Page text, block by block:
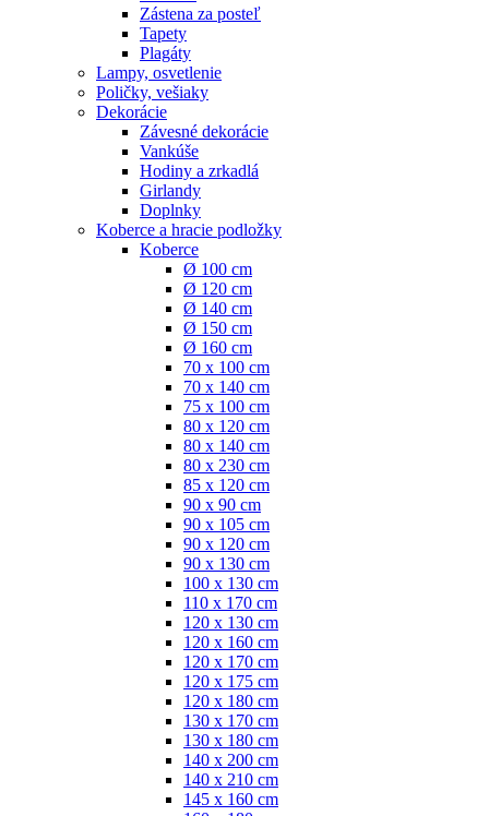
Zástena za posteľ
Tapety
Plagáty
Lampy, osvetlenie
Poličky, vešiaky
Dekorácie
Závesné dekorácie
Vankúše
Hodiny a zrkadlá
Girlandy
Doplnky
Koberce a hracie podložky
Koberce
Ø 100 cm
Ø 120 cm
Ø 140 cm
Ø 150 cm
Ø 160 cm
70 x 100 cm
70 x 140 cm
75 x 100 cm
80 x 120 cm
80 x 140 cm
80 x 230 cm
85 x 120 cm
90 x 90 cm
90 x 105 cm
90 x 120 cm
90 x 130 cm
100 x 130 cm
110 x 170 cm
120 x 130 cm
120 x 160 cm
120 x 170 cm
120 x 175 cm
120 x 180 cm
130 x 170 cm
130 x 180 cm
140 x 200 cm
140 x 210 cm
145 x 160 cm